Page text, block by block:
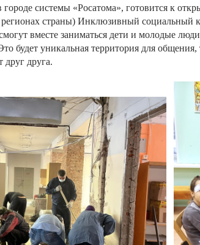
городе системы «Росатома», готовится к
регионах страны) Инклюзивный социальный
вместе заниматься дети и молодые люди
будет уникальная территория для общения,
друг друга.